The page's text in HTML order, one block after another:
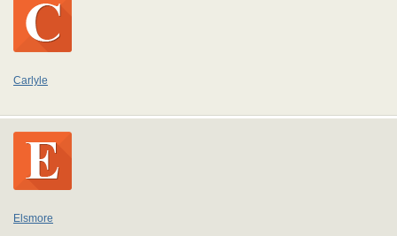
Carlyle
Elsmore